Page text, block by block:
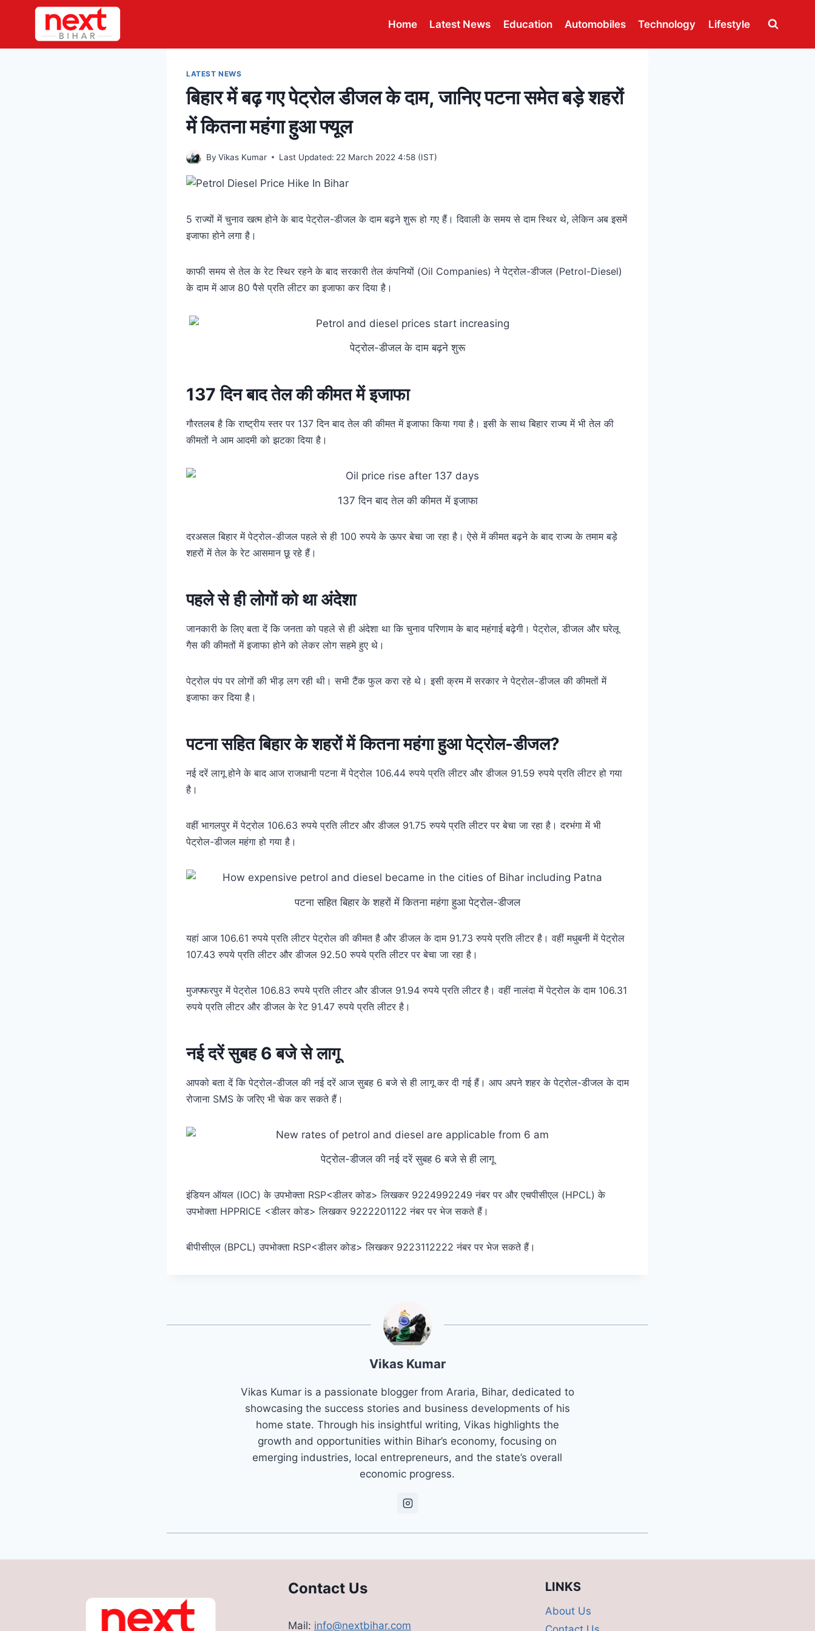
content
Home Latest News Education Automobiles Technology Lifestyle
LATEST NEWS
बिहार में बढ़ गए पेट्रोल डीजल के दाम, जानिए पटना समेत बड़े शहरों
में कितना महंगा हुआ फ्यूल
By Vikas Kumar Last Updated: 22 March 2022 4:58 (IST)
5 राज्यों में चुनाव खत्म होने के बाद पेट्रोल-डीजल के दाम बढ़ने शुरू हो गए हैं। दिवाली के समय से दाम स्थिर थे, लेकिन अब इसमें
इजाफा होने लगा है।
काफी समय से तेल के रेट स्थिर रहने के बाद सरकारी तेल कंपनियों (Oil Companies) ने पेट्रोल-डीजल (Petrol-Diesel)
के दाम में आज 80 पैसे प्रति लीटर का इजाफा कर दिया है।
पेट्रोल-डीजल के दाम बढ़ने शुरू
137 दिन बाद तेल की कीमत में इजाफा
गौरतलब है कि राष्ट्रीय स्तर पर 137 दिन बाद तेल की कीमत में इजाफा किया गया है। इसी के साथ बिहार राज्य में भी तेल की
कीमतों ने आम आदमी को झटका दिया है।
137 दिन बाद तेल की कीमत में इजाफा
दरअसल बिहार में पेट्रोल-डीजल पहले से ही 100 रुपये के ऊपर बेचा जा रहा है। ऐसे में कीमत बढ़ने के बाद राज्य के तमाम बड़े
शहरों में तेल के रेट आसमान छू रहे हैं।
पहले से ही लोगों को था अंदेशा
जानकारी के लिए बता दें कि जनता को पहले से ही अंदेशा था कि चुनाव परिणाम के बाद महंगाई बढ़ेगी। पेट्रोल, डीजल और घरेलू
गैस की कीमतों में इजाफा होने को लेकर लोग सहमे हुए थे।
पेट्रोल पंप पर लोगों की भीड़ लग रही थी। सभी टैंक फुल करा रहे थे। इसी क्रम में सरकार ने पेट्रोल-डीजल की कीमतों में
इजाफा कर दिया है।
पटना सहित बिहार के शहरों में कितना महंगा हुआ पेट्रोल-डीजल?
नई दरें लागू होने के बाद आज राजधानी पटना में पेट्रोल 106.44 रुपये प्रति लीटर और डीजल 91.59 रुपये प्रति लीटर हो गया
है।
वहीं भागलपुर में पेट्रोल 106.63 रुपये प्रति लीटर और डीजल 91.75 रुपये प्रति लीटर पर बेचा जा रहा है। दरभंगा में भी
पेट्रोल-डीजल महंगा हो गया है।
पटना सहित बिहार के शहरों में कितना महंगा हुआ पेट्रोल-डीजल
यहां आज 106.61 रुपये प्रति लीटर पेट्रोल की कीमत है और डीजल के दाम 91.73 रुपये प्रति लीटर है। वहीं मधुबनी में पेट्रोल
107.43 रुपये प्रति लीटर और डीजल 92.50 रुपये प्रति लीटर पर बेचा जा रहा है।
मुजफ्फरपुर में पेट्रोल 106.83 रुपये प्रति लीटर और डीजल 91.94 रुपये प्रति लीटर है। वहीं नालंदा में पेट्रोल के दाम 106.31
रुपये प्रति लीटर और डीजल के रेट 91.47 रुपये प्रति लीटर है।
नई दरें सुबह 6 बजे से लागू
आपको बता दें कि पेट्रोल-डीजल की नई दरें आज सुबह 6 बजे से ही लागू कर दी गई हैं। आप अपने शहर के पेट्रोल-डीजल के दाम
रोजाना SMS के जरिए भी चेक कर सकते हैं।
पेट्रोल-डीजल की नई दरें सुबह 6 बजे से ही लागू
इंडियन ऑयल (IOC) के उपभोक्ता RSP<डीलर कोड> लिखकर 9224992249 नंबर पर और एचपीसीएल (HPCL) के
उपभोक्ता HPPRICE <डीलर कोड> लिखकर 9222201122 नंबर पर भेज सकते हैं।
बीपीसीएल (BPCL) उपभोक्ता RSP<डीलर कोड> लिखकर 9223112222 नंबर पर भेज सकते हैं।
Vikas Kumar
Vikas Kumar is a passionate blogger from Araria, Bihar, dedicated to
showcasing the success stories and business developments of his
home state. Through his insightful writing, Vikas highlights the
growth and opportunities within Bihar’s economy, focusing on
emerging industries, local entrepreneurs, and the state’s overall
economic progress.
Contact Us
Mail: info@nextbihar.com
LINKS
About Us